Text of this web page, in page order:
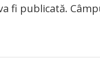
fi publicată.